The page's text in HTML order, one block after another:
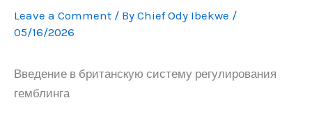
Leave a Comment / By Chief Ody Ibekwe /
05/16/2026
Введение в британскую систему регулирования
гемблинга